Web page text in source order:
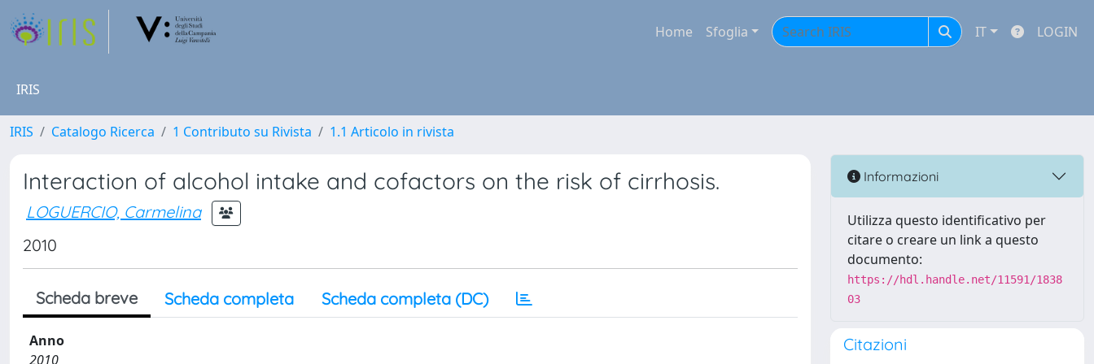
Home Sfoglia IT LOGIN
IRIS
IRIS Catalogo Ricerca 1 Contributo su Rivista 1.1 Articolo in rivista
Interaction of alcohol intake and cofactors on the risk of cirrhosis.
LOGUERCIO, Carmelina
2010
Scheda breve Scheda completa Scheda completa (DC)
Anno
2010
Informazioni
Utilizza questo identificativo per
citare o creare un link a questo
documento:
https://hdl.handle.net/11591/1838
03
Citazioni